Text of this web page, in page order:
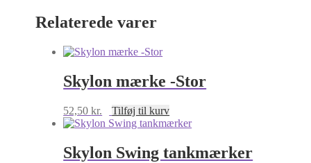
antal
Relaterede varer
Skylon mærke -Stor
52,50kr. Tilføj til kurv
Skylon Swing tankmærker